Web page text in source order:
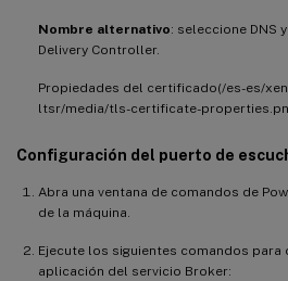
Nombre alternativo: seleccione DNS
Delivery Controller.
Propiedades del certificado(/es-es/
ltsr/media/tls-certificate-
Configuración del puerto de
Abra una ventana de comandos de
de la máquina.
Ejecute los siguientes comandos para
aplicación del servicio Broker: